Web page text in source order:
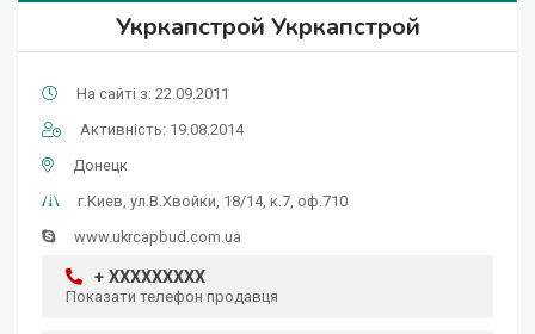
Укркапстрой Укркапстрой
На сайті з: 22.09.2011
Активність: 19.08.2014
Донецк
г.Киев, ул.В.Хвойки, 18/14, к.7, оф.710
www.ukrcapbud.com.ua
+ XXXXXXXXX
Показати телефон продавця